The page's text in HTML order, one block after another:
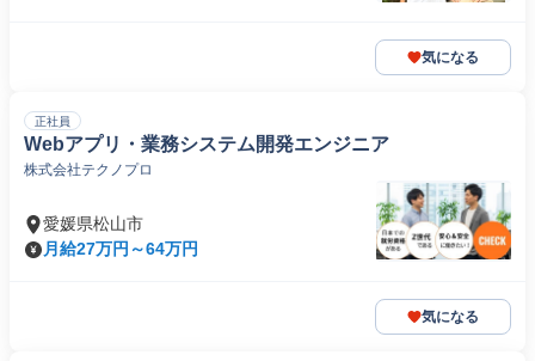
気になる
正社員
Webアプリ・業務システム開発エンジニア
株式会社テクノプロ
愛媛県松山市
月給27万円～64万円
気になる